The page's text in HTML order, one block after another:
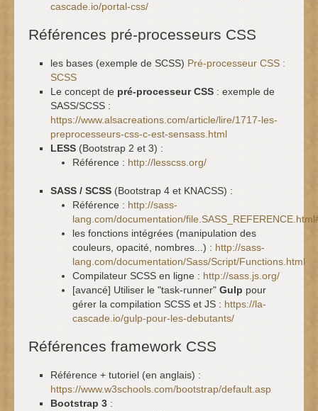
cascade.io/portal-css/
Références pré-processeurs CSS
les bases (exemple de SCSS) Pré-processeur CSS :
SCSS
Le concept de pré-processeur CSS : exemple de
SASS/SCSS :
https://www.alsacreations.com/article/lire/1717-les-
preprocesseurs-css-c-est-sensass.html
LESS (Bootstrap 2 et 3) :
Référence : http://lesscss.org/
SASS / SCSS (Bootstrap 4 et KNACSS) :
Référence : http://sass-
lang.com/documentation/
les fonctions intégrées (manipulation des
couleurs, opacité, nombres...) : http://sass-
lang.com/documentation/Sass/Script/Functions.html
Compilateur SCSS en ligne : http://sass.js.org/
[avancé] Utiliser le "task-runner" Gulp pour
gérer la compilation SCSS et JS : https://la-
cascade.io/gulp-pour-les-debutants/
Références framework CSS
Référence + tutoriel (en anglais) :
https://www.w3schools.com/bootstrap/default.asp
Bootstrap 3 :